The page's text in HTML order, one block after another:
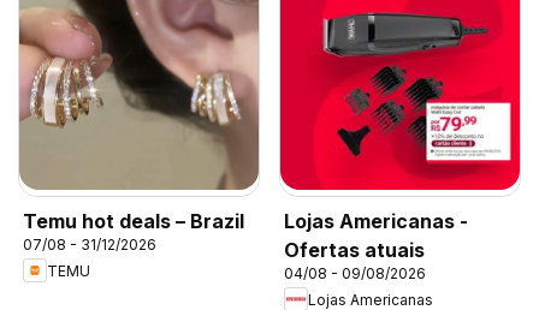
Temu hot deals – Brazil
07/08 - 31/12/2026
TEMU
Lojas Americanas -
Ofertas atuais
04/08 - 09/08/2026
Lojas Americanas